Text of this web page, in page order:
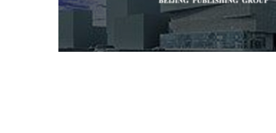
集团网站建设公司 网站建设